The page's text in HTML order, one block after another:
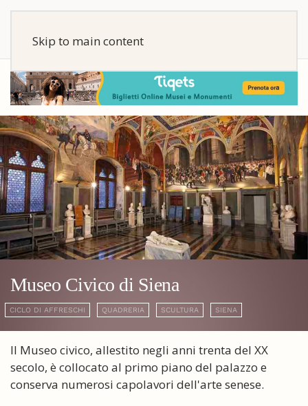
Skip to main content
Museo Civico di Siena
CICLO DI AFFRESCHI QUADRERIA SCULTURA SIENA
Il Museo civico, allestito negli anni trenta del XX
secolo, è collocato al primo piano del palazzo e
conserva numerosi capolavori dell'arte senese.